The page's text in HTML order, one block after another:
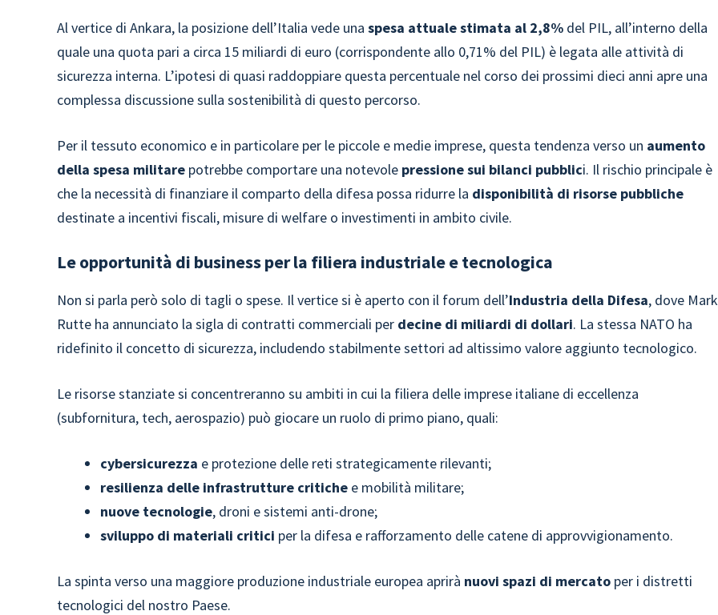
Al vertice di Ankara, la posizione dell’Italia vede unaspesa attuale stimata al 2,8% del PIL, all’interno della
quale una quota pari a circa 15 miliardi di euro (corrispondente allo 0,71% del PIL) è legata alle attività di
sicurezza interna. L’ipotesi di quasi raddoppiare questa percentuale nel corso dei prossimi dieci anni apre una
complessa discussione sulla sostenibilità di questo percorso.
Per il tessuto economico e in particolare per le piccole e medie imprese, questa tendenza verso un aumento
della spesa militare potrebbe comportare una notevole pressione sui bilanci pubblici. Il rischio principale è
che la necessità di finanziare il comparto della difesa possa ridurre la disponibilità di risorse pubbliche
destinate a incentivi fiscali, misure di welfare o investimenti in ambito civile.
Le opportunità di business per la filiera industriale e tecnologica
Non si parla però solo di tagli o spese. Il vertice si è aperto con il forum dell’Industria della Difesa, dove Mark
Rutte ha annunciato la sigla di contratti commerciali per decine di miliardi di dollari. La stessa NATO ha
ridefinito il concetto di sicurezza, includendo stabilmente settori ad altissimo valore aggiunto tecnologico.
Le risorse stanziate si concentreranno su ambiti in cui la filiera delle imprese italiane di eccellenza
(subfornitura, tech, aerospazio) può giocare un ruolo di primo piano, quali:
cybersicurezza e protezione delle reti strategicamente rilevanti;
resilienza delle infrastrutture critiche e mobilità militare;
nuove tecnologie, droni e sistemi anti-drone;
sviluppo di materiali critici per la difesa e rafforzamento delle catene di approvvigionamento.
La spinta verso una maggiore produzione industriale europea aprirà nuovi spazi di mercato per i distretti
tecnologici del nostro Paese.